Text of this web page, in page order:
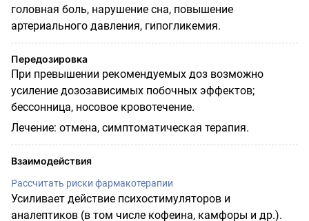
головная боль, нарушение сна, повышение
артериального давления, гипогликемия.
Передозировка
При превышении рекомендуемых доз возможно
усиление дозозависимых побочных эффектов;
бессонница, носовое кровотечение.
Лечение: отмена, симптоматическая терапия.
Взаимодействия
Рассчитать риски фармакотерапии
Усиливает действие психостимуляторов и
аналептиков (в том числе кофеина, камфоры и др.).